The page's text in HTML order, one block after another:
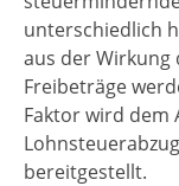
unterschiedlich
aus der
Freibeträge
Faktor wird dem
bereitgestellt.